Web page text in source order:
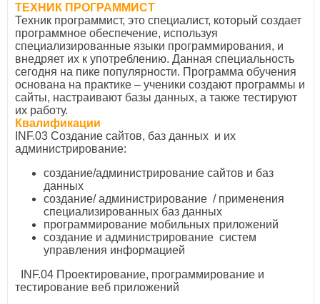
ТЕХНИК ПРОГРАММИСТ
Техник программист, это специалист, который создает
программное обеспечение, используя
специализированные языки программирования, и
внедряет их к употреблению. Данная специальность
сегодня на пике популярности. Программа обучения
основана на практике – ученики создают программы и
сайты, настраивают базы данных, а также тестируют
их работу.
Квалификации
INF.03 Создание сайтов, баз данных и их
администрирование:
создание/администрирование сайтов и баз
данных
создание/ администрирование / применения
специализированных баз данных
программирование мобильных приложений
создание и администрирование систем
управления информацией
INF.04 Проектирование, программирование и
тестирование веб приложений